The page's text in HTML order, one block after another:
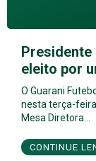
eleito por
O Guarani
nesta terça-
Mesa Diretora…
CONTINUE